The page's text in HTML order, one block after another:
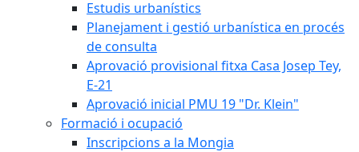
Estudis urbanístics
Planejament i gestió urbanística en procés
de consulta
Aprovació provisional fitxa Casa Josep Tey,
E-21
Aprovació inicial PMU 19 "Dr. Klein"
Formació i ocupació
Inscripcions a la Mongia